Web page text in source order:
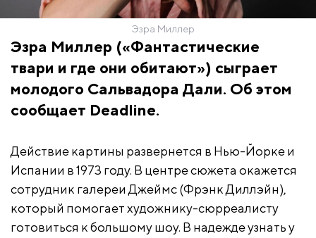
Эзра Миллер
Эзра Миллер («Фантастические
твари и где они обитают») сыграет
молодого Сальвадора Дали. Об этом
сообщает Deadline.
Действие картины развернется в Нью-Йорке и
Испании в 1973 году. В центре сюжета окажется
сотрудник галереи Джеймс (Фрэнк Диллэйн),
который помогает художнику-сюрреалисту
готовиться к большому шоу. В надежде узнать у